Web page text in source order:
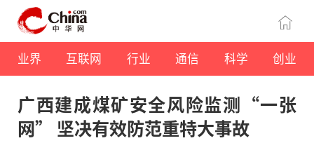
业界 互联网 行业 通信 科学 创业
广西建成煤矿安全风险监测“一张
网” 坚决有效防范重特大事故